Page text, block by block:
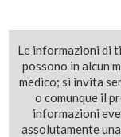
Le informazioni di
possono in alcun
medico; si invita
o comunque il
informazioni
assolutamente